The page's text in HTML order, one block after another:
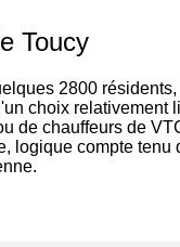
Toucy
2800
choix relativement
de chauffeurs de
logique compte tenu